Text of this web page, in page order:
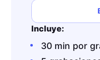
Incluye:
30 min por